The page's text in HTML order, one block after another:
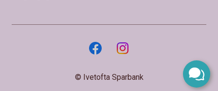
© Ivetofta Sparbank